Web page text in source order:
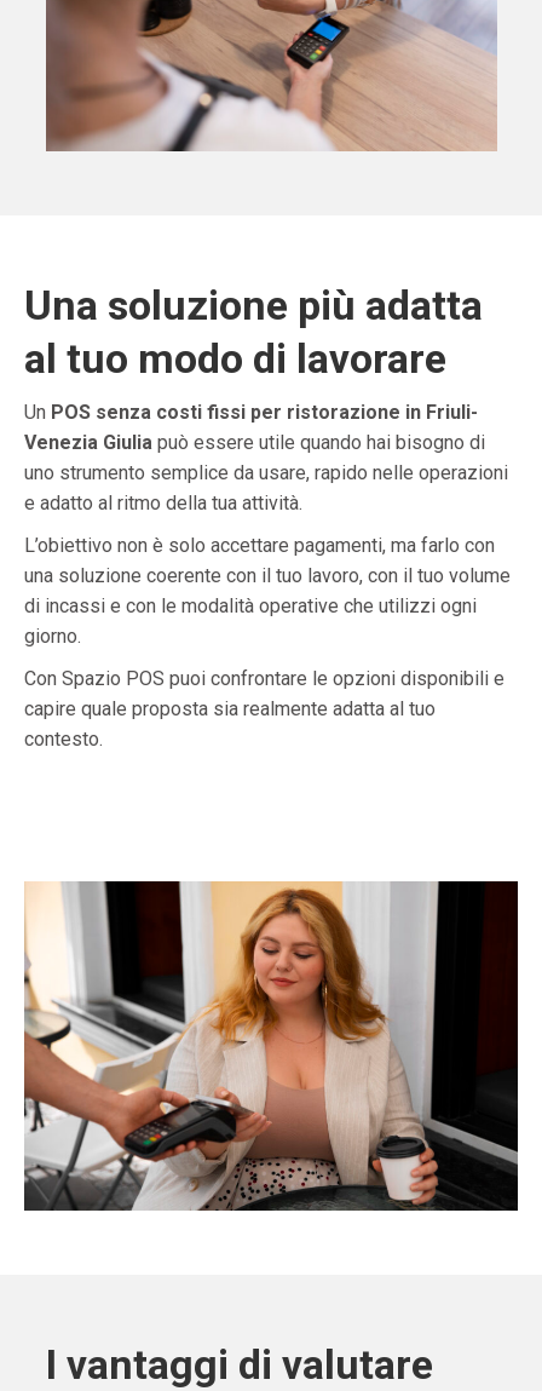
Una soluzione più adatta
al tuo modo di lavorare
Un POS senza costi fissi per ristorazione in Friuli-
Venezia Giulia può essere utile quando hai bisogno di
uno strumento semplice da usare, rapido nelle operazioni
e adatto al ritmo della tua attività.
L’obiettivo non è solo accettare pagamenti, ma farlo con
una soluzione coerente con il tuo lavoro, con il tuo volume
di incassi e con le modalità operative che utilizzi ogni
giorno.
Con Spazio POS puoi confrontare le opzioni disponibili e
capire quale proposta sia realmente adatta al tuo
contesto.
I vantaggi di valutare